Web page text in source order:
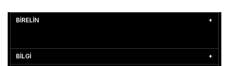
BİRELİN
BİLGİ